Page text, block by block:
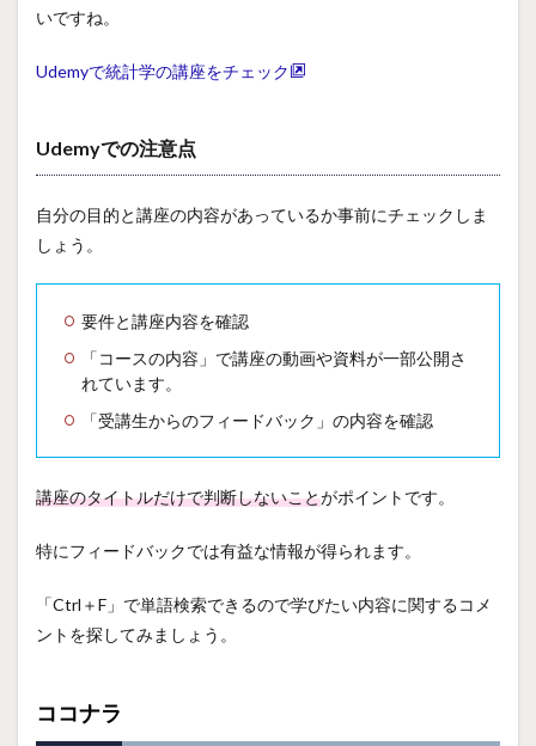
いですね。
Udemyで統計学の講座をチェック
Udemyでの注意点
自分の目的と講座の内容があっているか事前にチェックしま
しょう。
要件と講座内容を確認
「コースの内容」で講座の動画や資料が一部公開さ
れています。
「受講生からのフィードバック」の内容を確認
講座のタイトルだけで判断しないことがポイントです。
特にフィードバックでは有益な情報が得られます。
「Ctrl＋F」で単語検索できるので学びたい内容に関するコメ
ントを探してみましょう。
ココナラ